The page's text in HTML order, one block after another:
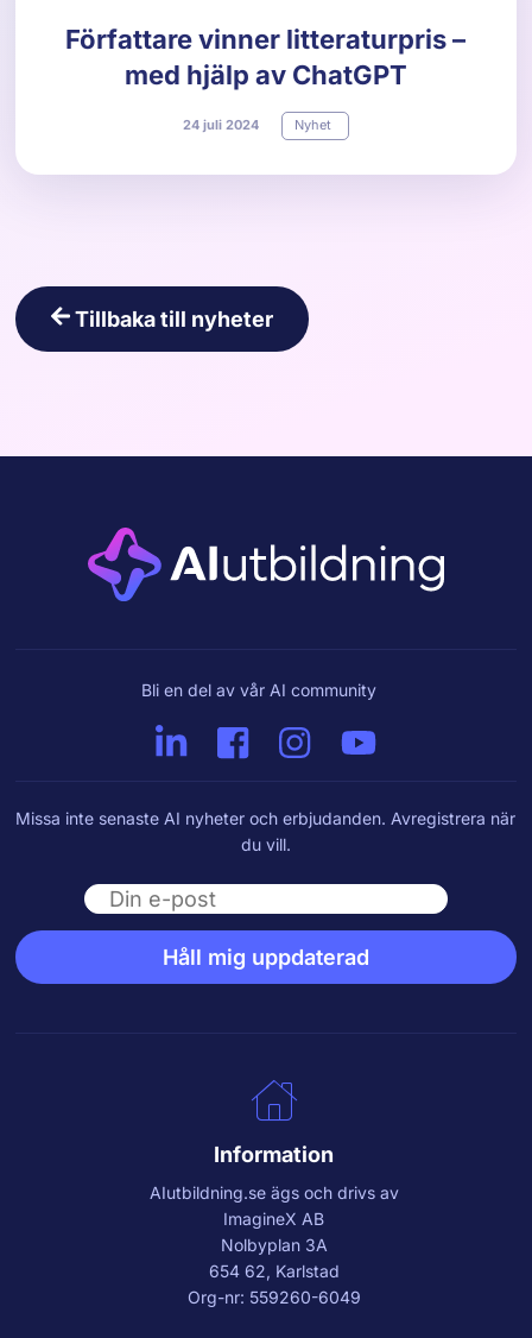
Författare vinner litteraturpris –
med hjälp av ChatGPT
24 juli 2024 Nyhet
Tillbaka till nyheter
Bli en del av vår AI community
Missa inte senaste AI nyheter och erbjudanden. Avregistrera när
du vill.
Email
Håll mig uppdaterad
Information
AIutbildning.seägs och drivs av
ImagineX AB
Nolbyplan 3A
654 62, Karlstad
Org-nr: 559260-6049